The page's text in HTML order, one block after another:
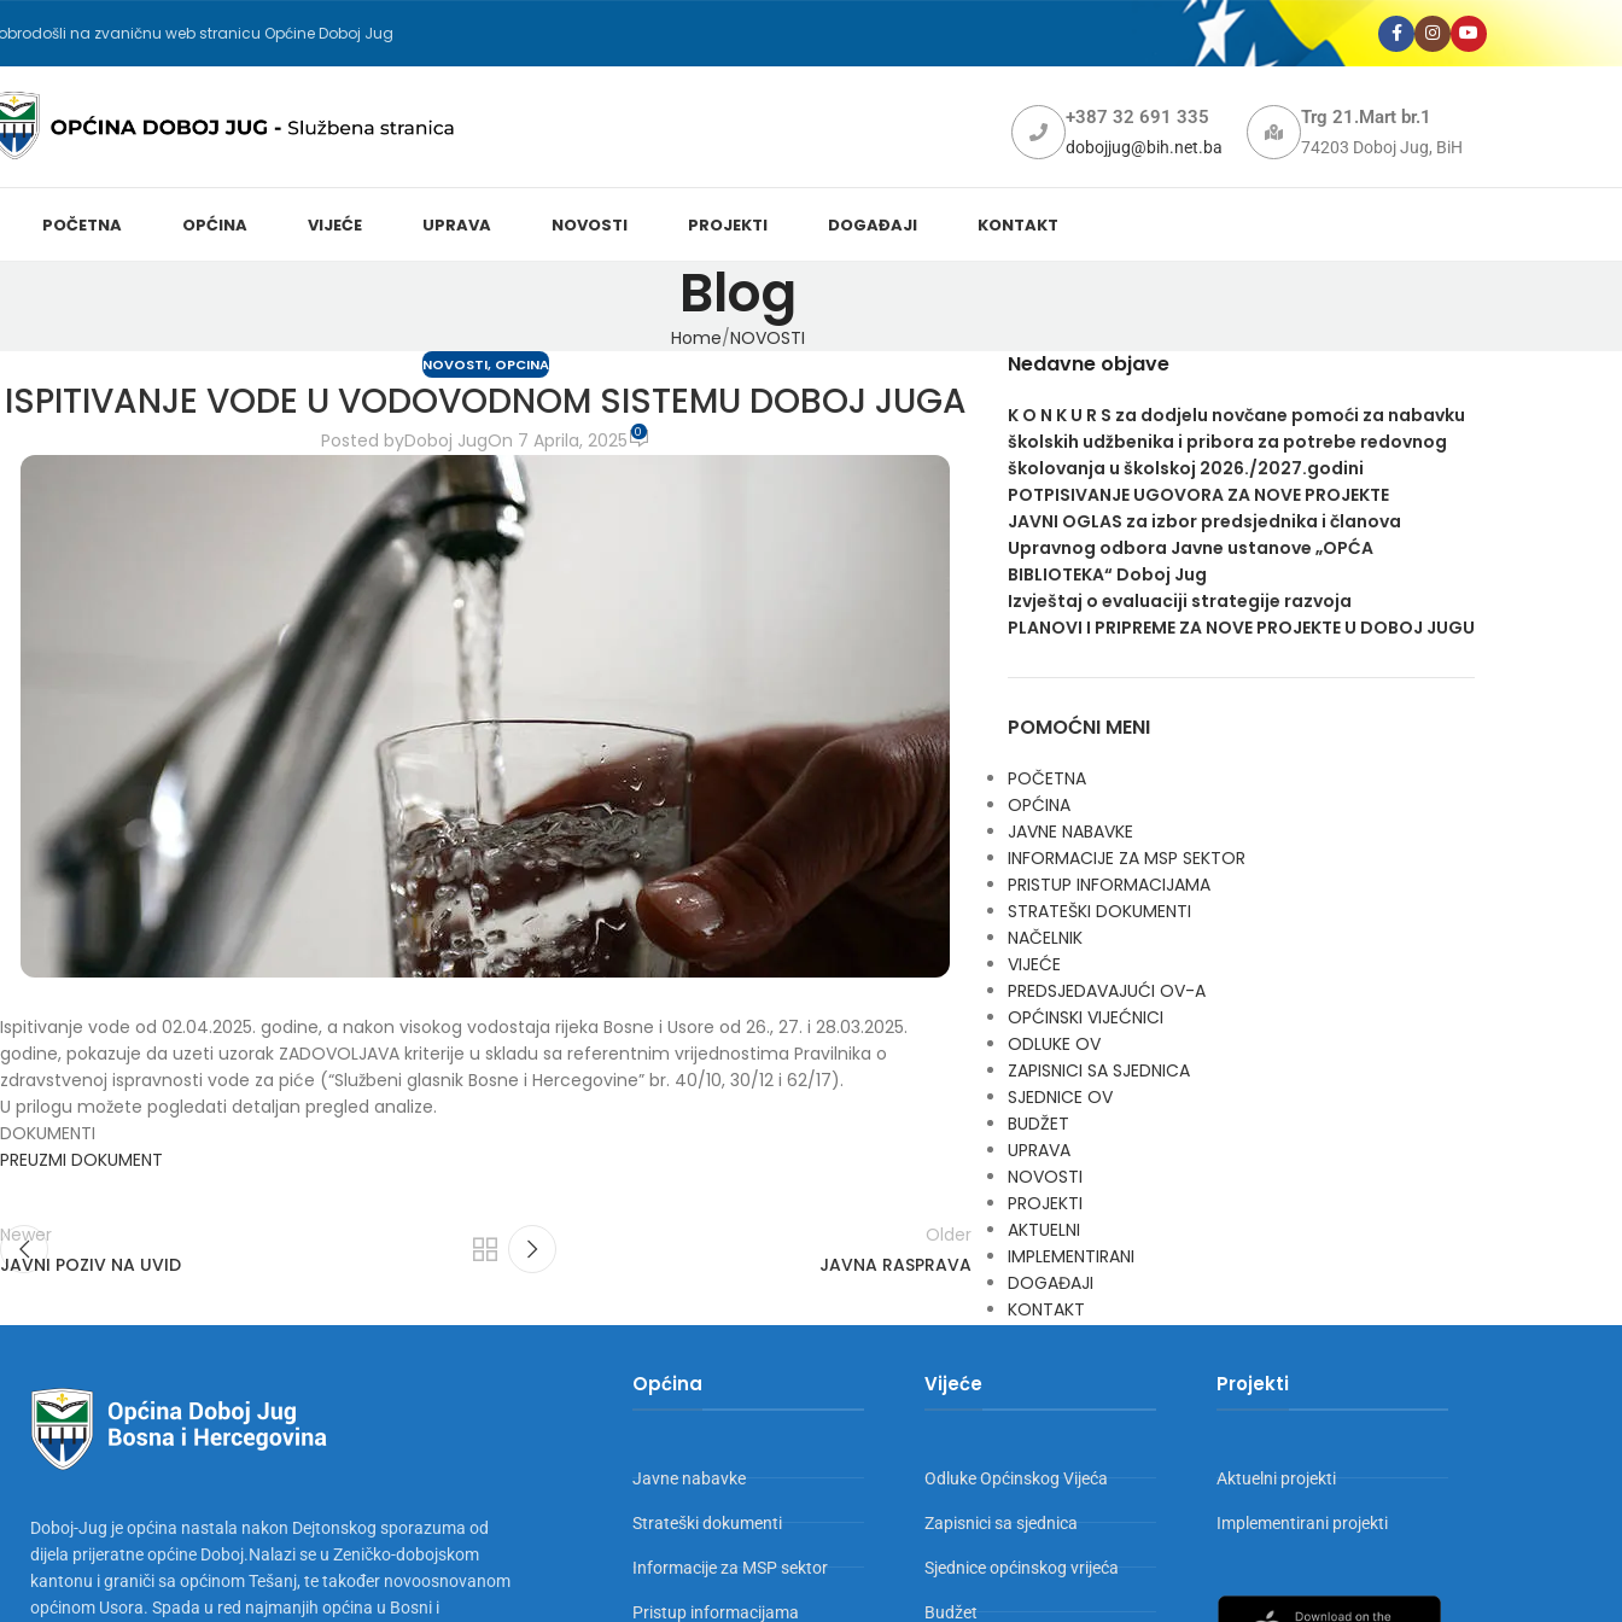
na zvaničnu web stranicu Općine Doboj Jug
+387 32 691 335
dobojjug@bih.net.ba
Trg 21.Mart br.1
74203 Doboj Jug, BiH
POČETNA OPĆINA VIJEĆE UPRAVA NOVOSTI PROJEKTI DOGAĐAJI KONTAKT
Blog
Home NOVOSTI
NOVOSTI, OPCINA
ISPITIVANJE VODE U VODOVODNOM SISTEMU DOBOJ JUGA
Posted byDoboj JugOn 7 Aprila, 2025 0
Ispitivanje vode od 02.04.2025. godine, a nakon visokog vodostaja rijeka Bosne i Usore od 26., 27. i 28.03.2025.
godine, pokazuje da uzeti uzorak ZADOVOLJAVA kriterije u skladu sa referentnim vrijednostima Pravilnika o
zdravstvenoj ispravnosti vode za piće (“Službeni glasnik Bosne i Hercegovine” br. 40/10, 30/12 i 62/17).
U prilogu možete pogledati detaljan pregled analize.
DOKUMENTI
PREUZMI DOKUMENT
Newer
JAVNI POZIV NA UVID
Older
JAVNA RASPRAVA
Nedavne objave
K O N K U R S za dodjelu novčane pomoći za nabavku
školskih udžbenika i pribora za potrebe redovnog
školovanja u školskoj 2026./2027.godini
POTPISIVANJE UGOVORA ZA NOVE PROJEKTE
JAVNI OGLAS za izbor predsjednika i članova
Upravnog odbora Javne ustanove „OPĆA
BIBLIOTEKA“ Doboj Jug
Izvještaj o evaluaciji strategije razvoja
PLANOVI I PRIPREME ZA NOVE PROJEKTE U DOBOJ JUGU
POMOĆNI MENI
POČETNA
OPĆINA
JAVNE NABAVKE
INFORMACIJE ZA MSP SEKTOR
PRISTUP INFORMACIJAMA
STRATEŠKI DOKUMENTI
NAČELNIK
VIJEĆE
PREDSJEDAVAJUĆI OV-A
OPĆINSKI VIJEĆNICI
ODLUKE OV
ZAPISNICI SA SJEDNICA
SJEDNICE OV
BUDŽET
UPRAVA
NOVOSTI
PROJEKTI
AKTUELNI
IMPLEMENTIRANI
DOGAĐAJI
KONTAKT
Doboj-Jug je općina nastala nakon Dejtonskog sporazuma od
dijela prijeratne općine Doboj.Nalazi se u Zeničko-dobojskom
kantonu i graniči sa općinom Tešanj, te također novoosnovanom
općinom Usora. Spada u red najmanjih općina u Bosni i
Općina
Javne nabavke
Strateški dokumenti
Informacije za MSP sektor
Pristup informacijama
Vijeće
Odluke Općinskog Vijeća
Zapisnici sa sjednica
Sjednice općinskog vrijeća
Budžet
Projekti
Aktuelni projekti
Implementirani projekti